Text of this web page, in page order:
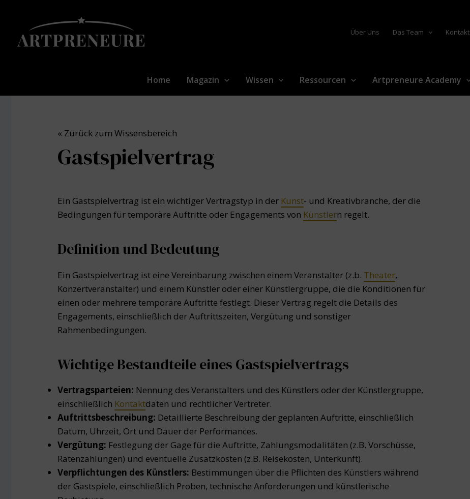
springen
Über Uns Das Team Kontakt
Home Magazin Wissen Ressourcen Artpreneure Academy
« Zurück zum Wissensbereich
Gastspielvertrag
Ein Gastspielvertrag ist ein wichtiger Vertragstyp in der Kunst- und Kreativbranche, der die
Bedingungen für temporäre Auftritte oder Engagements von Künstlern regelt.
Definition und Bedeutung
Ein Gastspielvertrag ist eine Vereinbarung zwischen einem Veranstalter (z.b. Theater,
Konzertveranstalter) und einem Künstler oder einer Künstlergruppe, die die Konditionen für
einen oder mehrere temporäre Auftritte festlegt. Dieser Vertrag regelt die Details des
Engagements, einschließlich der Auftrittszeiten, Vergütung und sonstiger
Rahmenbedingungen.
Wichtige Bestandteile eines Gastspielvertrags
Vertragsparteien: Nennung des Veranstalters und des Künstlers oder der Künstlergruppe,
einschließlich Kontaktdaten und rechtlicher Vertreter.
Auftrittsbeschreibung: Detaillierte Beschreibung der geplanten Auftritte, einschließlich
Datum, Uhrzeit, Ort und Dauer der Performances.
Vergütung: Festlegung der Gage für die Auftritte, Zahlungsmodalitäten (z.B. Vorschüsse,
Ratenzahlungen) und eventuelle Zusatzkosten (z.B. Reisekosten, Unterkunft).
Verpflichtungen des Künstlers: Bestimmungen über die Pflichten des Künstlers während
der Gastspiele, einschließlich Proben, technische Anforderungen und künstlerische